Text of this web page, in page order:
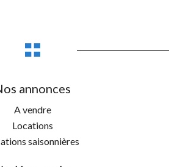
annonces
A vendre
Locations
saisonnières